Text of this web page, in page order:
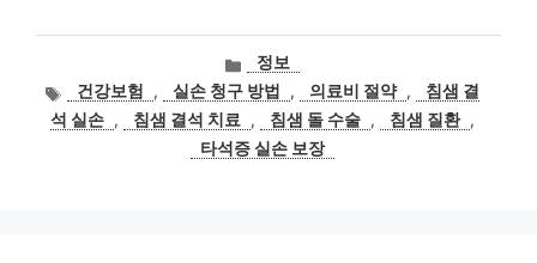
카
테
고
리
정보
태
그
건강보험 , 실손 청구 방법 , 의료비 절약 ,
침샘 결
석 실손 , 침샘 결석 치료 , 침샘 돌 수술 , 침샘 질환 ,
타석증 실손 보장